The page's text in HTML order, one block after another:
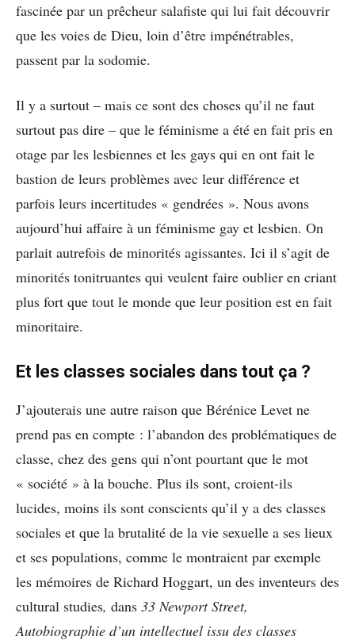
fascinée par un prêcheur salafiste qui lui fait découvrir
que les voies de Dieu, loin d’être impénétrables,
passent par la sodomie.
Il y a surtout – mais ce sont des choses qu’il ne faut
surtout pas dire – que le féminisme a été en fait pris en
otage par les lesbiennes et les gays qui en ont fait le
bastion de leurs problèmes avec leur différence et
parfois leurs incertitudes « gendrées ». Nous avons
aujourd’hui affaire à un féminisme gay et lesbien. On
parlait autrefois de minorités agissantes. Ici il s’agit de
minorités tonitruantes qui veulent faire oublier en criant
plus fort que tout le monde que leur position est en fait
minoritaire.
Et les classes sociales dans tout ça ?
J’ajouterais une autre raison que Bérénice Levet ne
prend pas en compte : l’abandon des problématiques de
classe, chez des gens qui n’ont pourtant que le mot
« société » à la bouche. Plus ils sont, croient-ils
lucides, moins ils sont conscients qu’il y a des classes
sociales et que la brutalité de la vie sexuelle a ses lieux
et ses populations, comme le montraient par exemple
les mémoires de Richard Hoggart, un des inventeurs des
cultural studies, dans 33 Newport Street,
Autobiographie d’un intellectuel issu des classes